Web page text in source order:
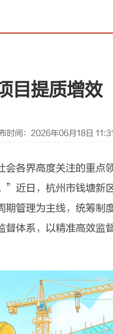
目提质增效
时间：2026年06月18日
各界高度关注的重点
”近日，杭州市钱塘新
期管理为主线，统筹制
体系，以精准高效监